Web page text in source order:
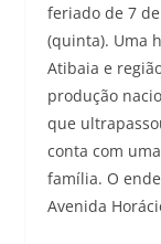
feriado de 7
(quinta). Uma
Atibaia e
produção
que
conta com
família. O
Avenida